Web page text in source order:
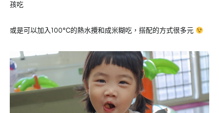
孩吃
或是可以加入100℃的熱水攪和成米糊吃，搭配的方式很多元